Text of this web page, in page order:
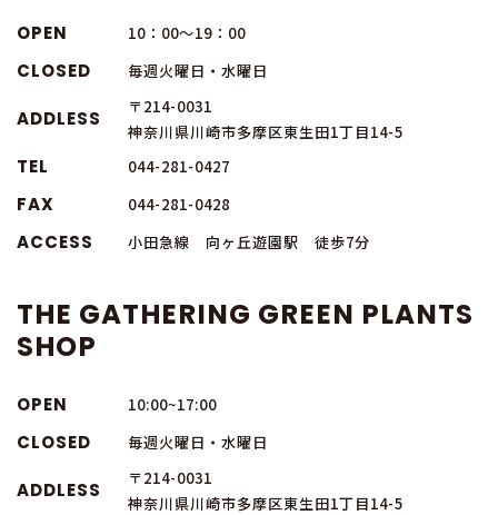
OPEN 10：00～19：00
CLOSED 毎週火曜日・水曜日
ADDLESS
〒214-0031
神奈川県川崎市多摩区東生田1丁目14-5
TEL 044-281-0427
FAX 044-281-0428
ACCESS 小田急線 向ヶ丘遊園駅 徒歩7分
THE GATHERING GREEN PLANTS
SHOP
OPEN 10:00~17:00
CLOSED 毎週火曜日・水曜日
ADDLESS
〒214-0031
神奈川県川崎市多摩区東生田1丁目14-5